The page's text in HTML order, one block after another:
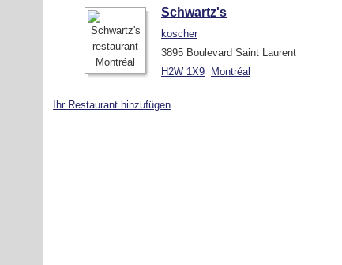
Schwartz's
koscher
3895 Boulevard Saint Laurent
H2W 1X9
Montréal
Ihr Restaurant hinzufügen